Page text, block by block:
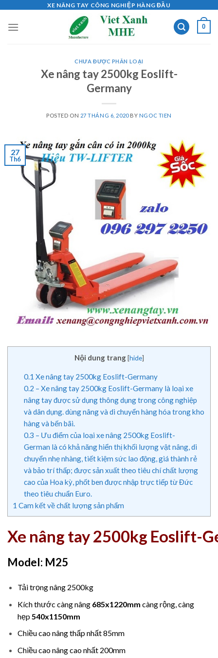
content
XE NÂNG TAY CÔNG NGHIỆP HÀNG ĐẦU
0
CHƯA ĐƯỢC PHÂN LOẠI
Xe nâng tay 2500kg Eoslift-
Germany
POSTED ON 27 THÁNG 6, 2020BY NGOC TIEN
27
Th6
Nội dung trang [hide]
0.1 Xe nâng tay 2500kg Eoslift-Germany
0.2 – Xe nâng tay 2500kg Eoslift-Germany là loại xe
nâng tay được sử dụng thông dụng trong công nghiệp
và dân dụng. dùng nâng và di chuyển hàng hóa trong kho
hàng và bến bãi.
0.3 – Ưu điểm của loại xe nâng 2500kg Eoslift-
German là có khả năng hiển thị khối lượng vật nâng, di
chuyển nhẹ nhàng, tiết kiệm sức lao động, giá thành rẻ
và bảo trí thấp; được sản xuất theo tiêu chí chất lượng
cao của Hoa kỳ, phốt ben được nhập trực tiếp từ Đức
theo tiêu chuẩn Euro.
1 Cam kết về chất lượng sản phẩm
Xe nâng tay 2500kg Eoslift-
Model: M25
Tải trọng nâng 2500kg
Kích thước càng nâng 685x1220mm càng rộng, càng
hẹp540x1150mm
Chiều cao nâng thấp nhất 85mm
Chiều cao nâng cao nhất 200mm